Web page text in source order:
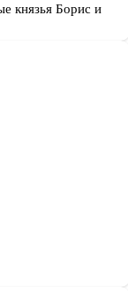
князья Борис и